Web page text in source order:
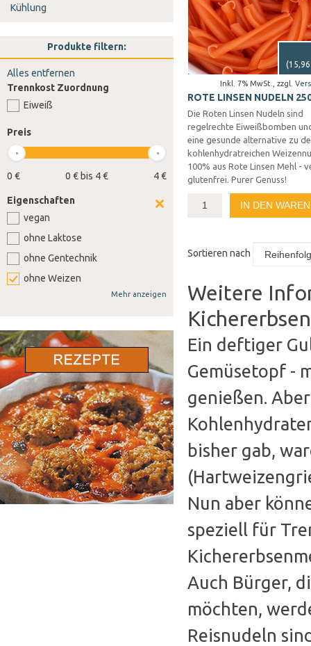
Inkl. 7% MwSt. zzgl.
(
ROTE LINSEN NUDELN
Die Roten Linsen Nudeln sind
regelrechte Eiweißbomben
eine gesunde alternative zu
kohlenhydratreichen
100% aus Rote Linsen Mehl -
glutenfrei. Purer Genuss!
IN DEN
Sortieren nach
Weitere
Ein deftiger
Gemüsetopf -
genießen.
bisher gab,
Nun aber
speziell für
Auch Bürger,
möchten,
Reisnudeln
Kühlung
Produkte filtern:
Alles entfernen
Trennkost Zuordnung
Eiweiß
Preis
0 € 4 €
0 € bis 4 €
Eigenschaften
vegan
ohne Laktose
ohne Gentechnik
ohne Weizen
ohne Sellerie
ohne Lupine
ohne Gluten
ohne Nüsse
Mehr anzeigen